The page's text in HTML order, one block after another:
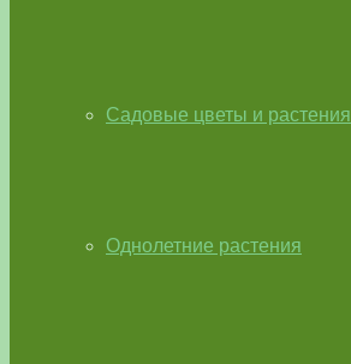
Садовые цветы и растения
Однолетние растения